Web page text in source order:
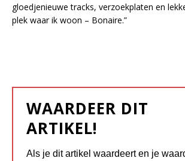
gloedjenieuwe tracks, verzoekplaten en
plek waar ik woon – Bonaire.”
WAARDEER DIT
ARTIKEL!
Als je dit artikel waardeert en je